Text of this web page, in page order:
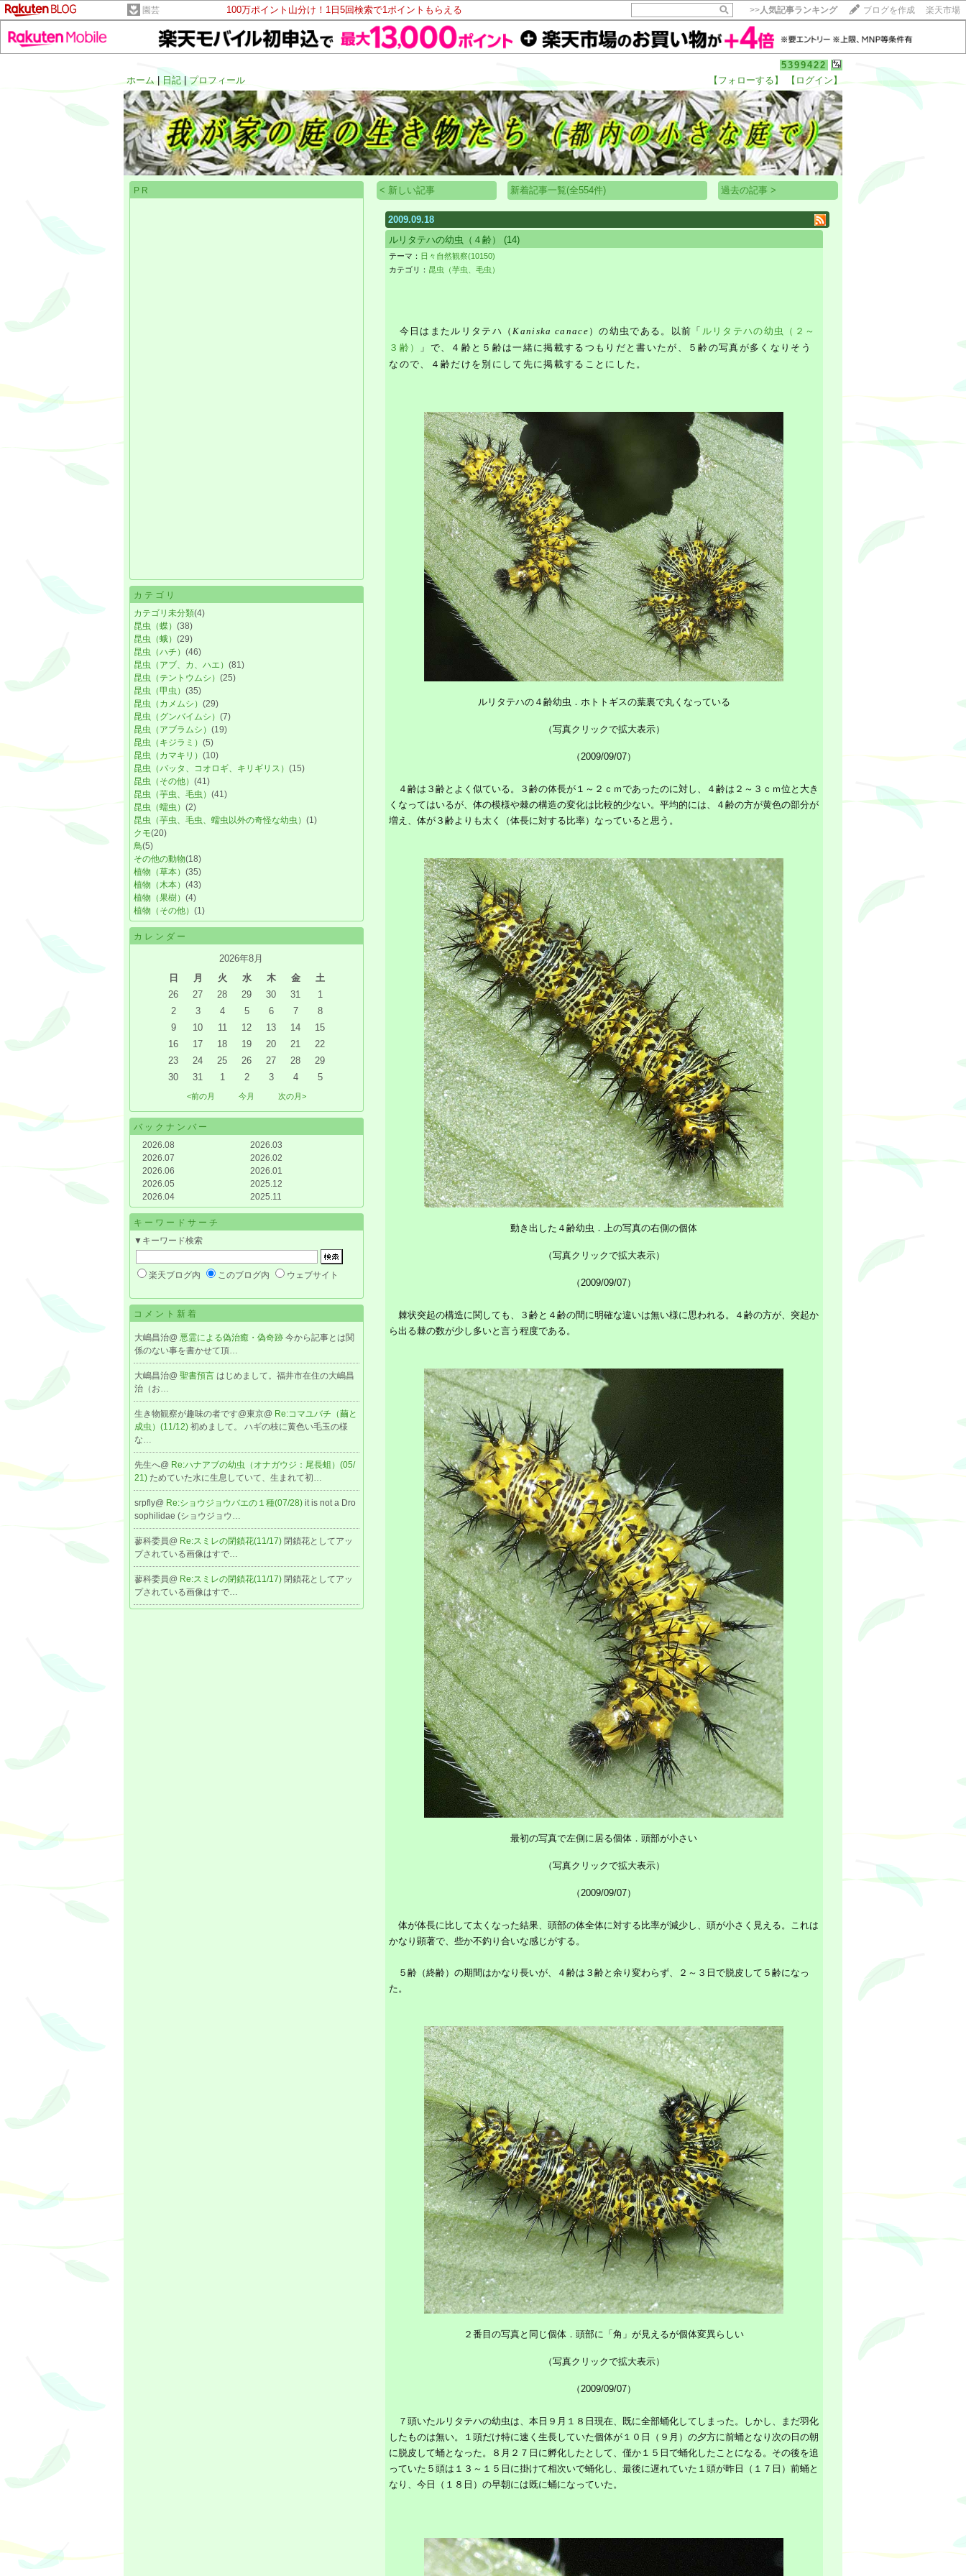
園芸 100万ポイント山分け！1日5回検索で1ポイントもらえる >>人気記事ランキング ブログを作成 楽天市場
5399422
ホーム| 日記|プロフィール 【フォローする】 【ログイン】
【毎日開催】
15記事にいいね！で1ポイント
10秒滞在
いいね!
PR
カテゴリ
カテゴリ未分類(4)
昆虫（蝶） (38)
昆虫（蛾） (29)
昆虫（ハチ） (46)
昆虫（アブ、カ、ハエ） (81)
昆虫（テントウムシ） (25)
昆虫（甲虫） (35)
昆虫（カメムシ） (29)
昆虫（グンバイムシ） (7)
昆虫（アブラムシ） (19)
昆虫（キジラミ） (5)
昆虫（カマキリ） (10)
昆虫（バッタ、コオロギ、キリギリス） (15)
昆虫（その他） (41)
昆虫（芋虫、毛虫） (41)
昆虫（蠕虫） (2)
昆虫（芋虫、毛虫、蠕虫以外の奇怪な幼虫） (1)
クモ(20)
鳥(5)
その他の動物(18)
植物（草本） (35)
植物（木本） (43)
植物（果樹） (4)
植物（その他） (1)
カレンダー
2026年8月
日
月 火 水 木 金
土
26
27 28 29 30 31
1
2
3 4 5 6 7
8
9
10 11 12 13 14
15
16
17 18 19 20 21
22
23
24 25 26 27 28
29
30
31 1 2 3 4 5
<前の月 今月 次の月>
バックナンバー
2026.08
2026.07
2026.06
2026.05
2026.04
2026.03
2026.02
2026.01
2025.12
2025.11
キーワードサーチ
▼キーワード検索
楽天ブログ内 このブログ内 ウェブサイト
コメント新着
大嶋昌治@ 悪霊による偽治癒・偽奇跡 今から記事とは関
係のない事を書かせて頂…
大嶋昌治@ 聖書預言 はじめまして。福井市在住の大嶋昌
治（お…
生き物観察が趣味の者です@東京@ Re:コマユバチ（繭と
成虫）(11/12) 初めまして。 ハギの枝に黄色い毛玉の様
な…
先生へ@ Re:ハナアブの幼虫（オナガウジ：尾長蛆）(05/
21) ためていた水に生息していて、生まれて初…
srpfly@ Re:ショウジョウバエの１種(07/28) it is not a Dro
sophilidae (ショウジョウ…
蓼科委員@ Re:スミレの閉鎖花(11/17) 閉鎖花としてアッ
プされている画像はすで…
蓼科委員@ Re:スミレの閉鎖花(11/17) 閉鎖花としてアッ
プされている画像はすで…
< 新しい記事 新着記事一覧(全554件) 過去の記事 >
2009.09.18
ルリタテハの幼虫（４齢）
(14)
テーマ： 日々自然観察(10150)
カテゴリ： 昆虫（芋虫、毛虫）
今日はまたルリタテハ（Kaniska canace ）の幼虫である。以前「 ルリタテハの幼虫（２～
３齢）
」で、４齢と５齢は一緒に掲載するつもりだと書いたが、５齢の写真が多くなりそう
なので、４齢だけを別にして先に掲載することにした。
ルリタテハの４齢幼虫．ホトトギスの葉裏で丸くなっている
（写真クリックで拡大表示）
（2009/09/07）
４齢は３齢とよく似ている。３齢の体長が１～２ｃｍであったのに対し、４齢は２～３ｃｍ位と大き
くなってはいるが、体の模様や棘の構造の変化は比較的少ない。平均的には、４齢の方が黄色の部分が
増え、体が３齢よりも太く（体長に対する比率）なっていると思う。
動き出した４齢幼虫．上の写真の右側の個体
（写真クリックで拡大表示）
（2009/09/07）
棘状突起の構造に関しても、３齢と４齢の間に明確な違いは無い様に思われる。４齢の方が、突起か
ら出る棘の数が少し多いと言う程度である。
最初の写真で左側に居る個体．頭部が小さい
（写真クリックで拡大表示）
（2009/09/07）
体が体長に比して太くなった結果、頭部の体全体に対する比率が減少し、頭が小さく見える。これは
かなり顕著で、些か不釣り合いな感じがする。
５齢（終齢）の期間はかなり長いが、４齢は３齢と余り変わらず、２～３日で脱皮して５齢になっ
た。
２番目の写真と同じ個体．頭部に「角」が見えるが個体変異らしい
（写真クリックで拡大表示）
（2009/09/07）
７頭いたルリタテハの幼虫は、本日９月１８日現在、既に全部蛹化してしまった。しかし、まだ羽化
したものは無い。１頭だけ特に速く生長していた個体が１０日（９月）の夕方に前蛹となり次の日の朝
に脱皮して蛹となった。８月２７日に孵化したとして、僅か１５日で蛹化したことになる。その後を追
っていた５頭は１３～１５日に掛けて相次いで蛹化し、最後に遅れていた１頭が昨日（１７日）前蛹と
なり、今日（１８日）の早朝には既に蛹になっていた。